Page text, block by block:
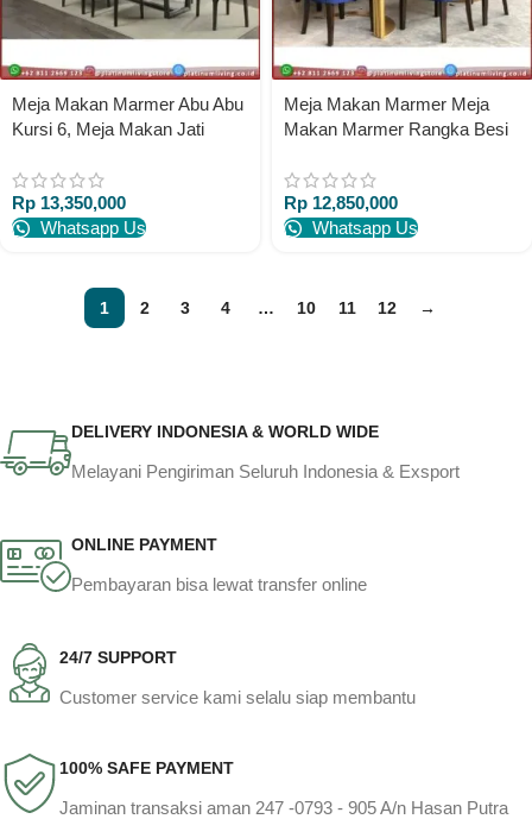
Meja Makan Marmer Abu Abu
Kursi 6, Meja Makan Jati
Rp 13,350,000
Whatsapp Us
Meja Makan Marmer Meja
Makan Marmer Rangka Besi
Rp 12,850,000
Whatsapp Us
1 2 3 4 … 10 11 12 →
DELIVERY INDONESIA & WORLD WIDE
Melayani Pengiriman Seluruh Indonesia & Exsport
ONLINE PAYMENT
Pembayaran bisa lewat transfer online
24/7 SUPPORT
Customer service kami selalu siap membantu
100% SAFE PAYMENT
Jaminan transaksi aman 247 -0793 - 905 A/n Hasan Putra